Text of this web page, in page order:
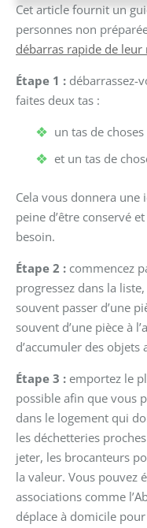
Cet article fournit un
personnes non
débarras rapide de leur
Étape 1 : débarrassez-
faites deux tas :
un tas de choses
et un tas de
Cela vous donnera une
peine d’être conservé
besoin.
Étape 2 : commencez
progressez dans la
souvent passer d’une
souvent d’une pièce à
d’accumuler des objets
Étape 3 : emportez le
possible afin que vous
dans le logement qui
les déchetteries
jeter, les brocanteurs
la valeur. Vous pouvez
associations comme
déplace à domicile